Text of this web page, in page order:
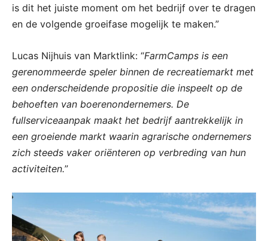
is dit het juiste moment om het bedrijf over te dragen
en de volgende groeifase mogelijk te maken.”
Lucas Nijhuis van Marktlink: “FarmCamps is een
gerenommeerde speler binnen de recreatiemarkt met
een onderscheidende propositie die inspeelt op de
behoeften van boerenondernemers. De
fullserviceaanpak maakt het bedrijf aantrekkelijk in
een groeiende markt waarin agrarische ondernemers
zich steeds vaker oriënteren op verbreding van hun
activiteiten.”